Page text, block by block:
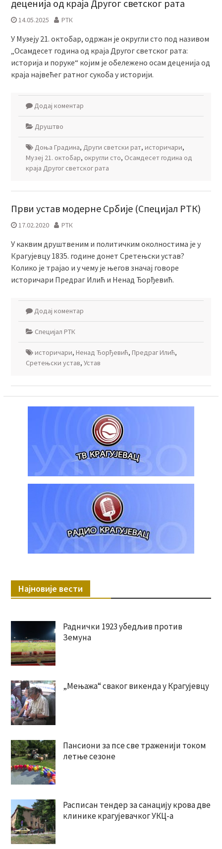
деценија од краја Другог светског рата
14.05.2025 РТК
У Музеју 21. октобар, одржан је округли сто под називом
„Осамдесет година од краја Другог светског рата:
историја и поруке“ којим је обележено осам деценија од
краја највећег ратног сукоба у историји.
Додај коментар
Друштво
Доња Градина, Други светски рат, историчари,
Музеј 21. октобар, округли сто, Осамдесет година од
краја Другог светског рата
Први устав модерне Србије (Специјал РТК)
17.02.2020 РТК
У каквим друштвеним и политичким околностима је у
Крагујевцу 1835. године донет Сретењски устав?
Колико је трајао и у чему је његов значај говоре
историчари Предраг Илић и Ненад Ђорђевић.
Додај коментар
Специјал РТК
историчари, Ненад Ђорђевић, Предраг Илић,
Сретењски устав, Устав
Најновије вести
Раднички 1923 убедљив против
Земуна
„Мењажа“ сваког викенда у Крагујевцу
Пансиони за псе све траженији током
летње сезоне
Расписан тендер за санацију крова две
клинике крагујевачког УКЦ-а